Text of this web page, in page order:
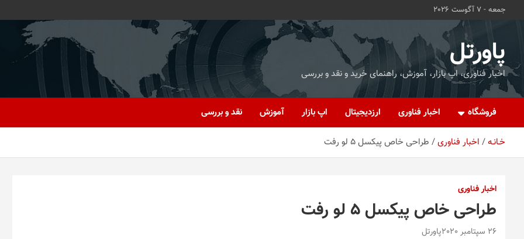
جمعه - 7 آگوست 2026
پاورتل
اخبار فناوری، اپ بازار، آموزش، راهنمای خرید و نقد و بررسی
فروشگاه اخبار فناوری ارزدیجیتال اپ بازار آموزش نقد و بررسی
خـانـه اخبار فناوری طراحی خاص پیکسل 5 لو رفت
اخبار فناوری
طراحی خاص پیکسل 5 لو رفت
26 سپتامبر 2020 پاورتل